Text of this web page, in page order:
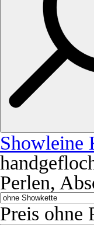
Showleine
Perlen,
Preis ohne